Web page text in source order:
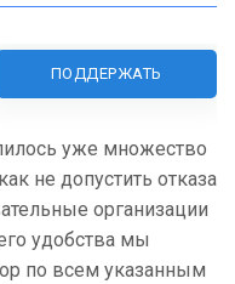
ПОДДЕРЖАТЬ
уже множество
не допустить отказа
организации
удобства мы
по всем указанным